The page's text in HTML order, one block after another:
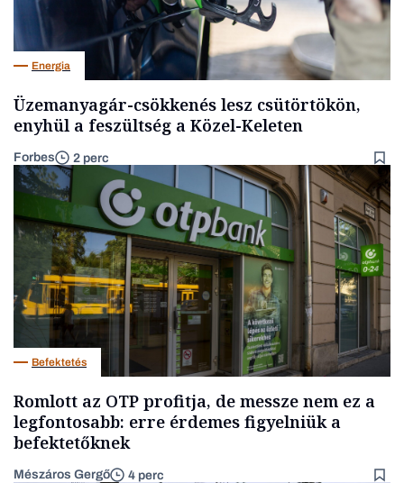
Energia
Üzemanyagár-csökkenés lesz csütörtökön,
enyhül a feszültség a Közel-Keleten
Forbes 2 perc
Befektetés
Romlott az OTP profitja, de messze nem ez a
legfontosabb: erre érdemes figyelniük a
befektetőknek
Mészáros Gergő 4 perc